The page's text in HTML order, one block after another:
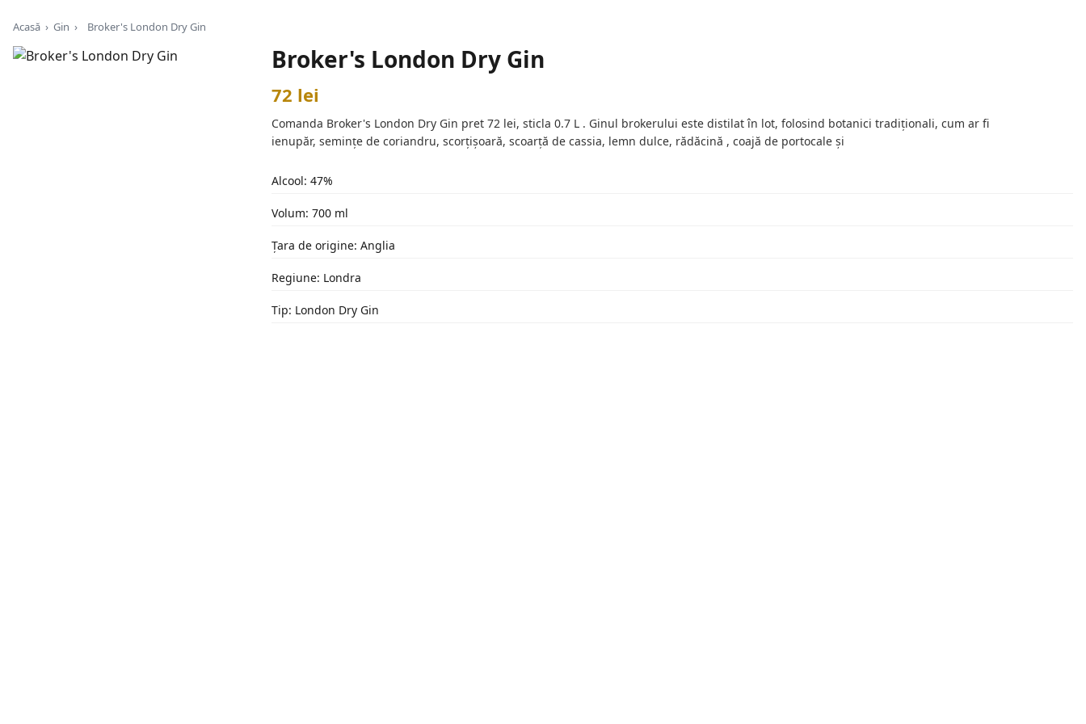
Acasă › Gin › Broker's London Dry Gin
Broker's London Dry Gin
72 lei
Comanda Broker's London Dry Gin pret 72 lei, sticla 0.7 L . Ginul brokerului este distilat în lot, folosind botanici tradiționali, cum ar fi
ienupăr, semințe de coriandru, scorțișoară, scoarță de cassia, lemn dulce, rădăcină , coajă de portocale și
Alcool: 47%
Volum: 700 ml
Țara de origine: Anglia
Regiune: Londra
Tip: London Dry Gin